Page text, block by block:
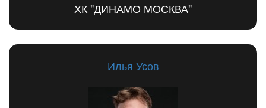
ХК "ДИНАМО МОСКВА"
Илья Усов